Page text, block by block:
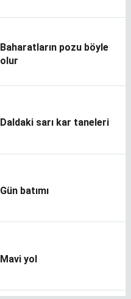
Baharatların pozu böyle
olur
Daldaki sarı kar taneleri
Gün batımı
Mavi yol